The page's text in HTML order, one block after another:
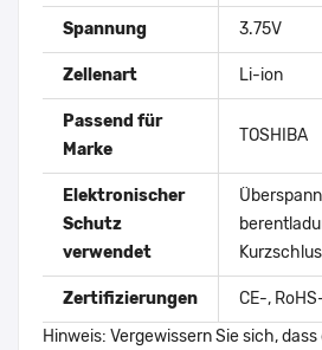
Spannung 3.75V
Zellenart Li-ion
Passend für
Marke
TOSHIBA
Elektronischer
Schutz
verwendet
Zertifizierungen
CE-,
Hinweis: Vergewissern Sie sich,